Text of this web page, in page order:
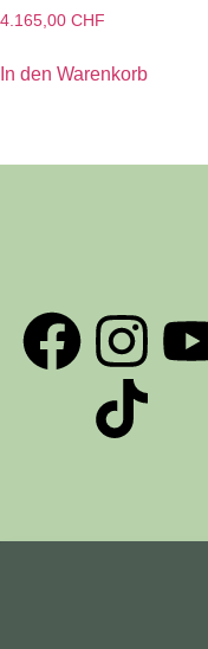
4.165,00 CHF
In den Warenkorb